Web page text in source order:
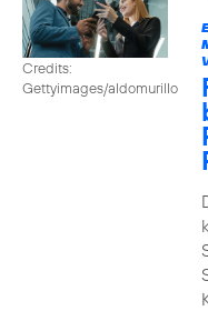
Credits:
Gettyimages/aldomurillo